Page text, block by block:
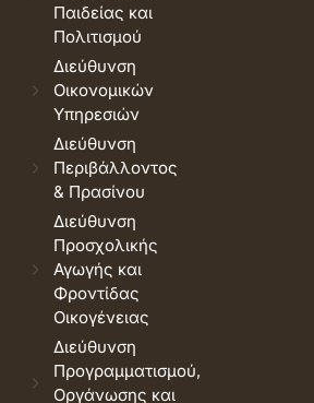
Παιδείας και
Πολιτισμού
Διεύθυνση
Οικονομικών
Υπηρεσιών
Διεύθυνση
Περιβάλλοντος
& Πρασίνου
Διεύθυνση
Προσχολικής
Αγωγής και
Φροντίδας
Οικογένειας
Διεύθυνση
Προγραμματισμού,
Οργάνωσης και